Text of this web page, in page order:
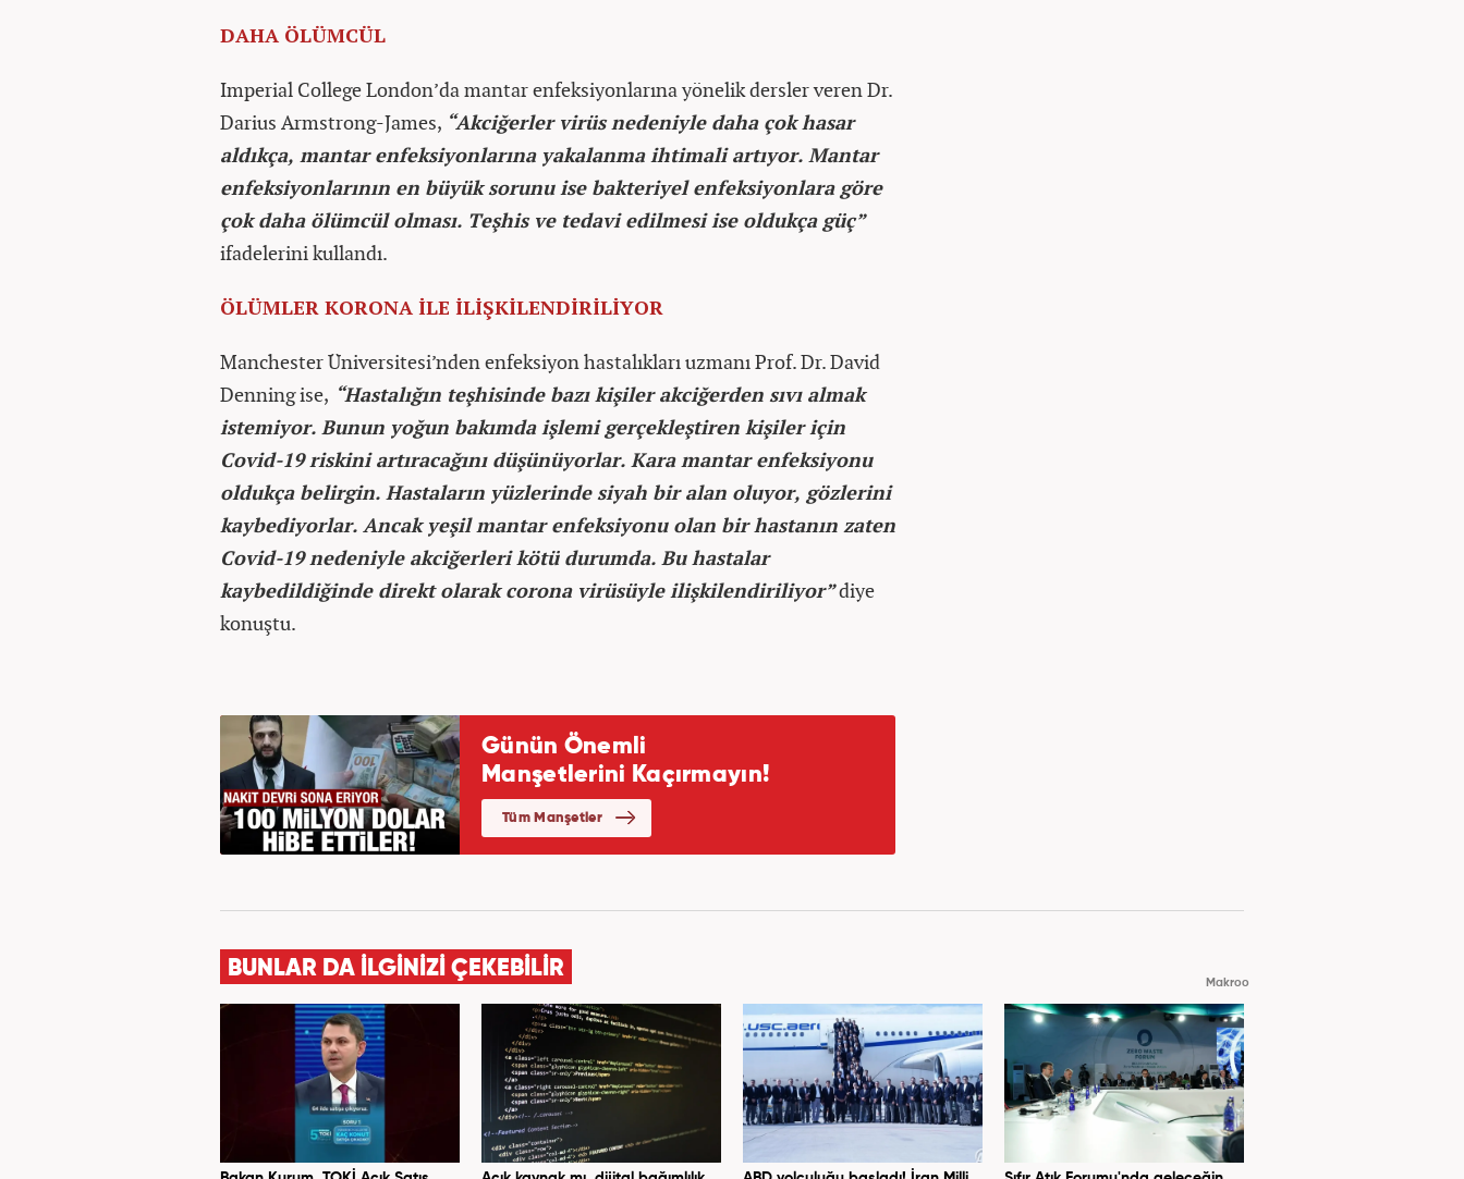
DAHA ÖLÜMCÜL
Imperial College London’da mantar enfeksiyonlarına yönelik dersler veren Dr.
Darius Armstrong-James, “Akciğerler virüs nedeniyle daha çok hasar
aldıkça, mantar enfeksiyonlarına yakalanma ihtimali artıyor. Mantar
enfeksiyonlarının en büyük sorunu ise bakteriyel enfeksiyonlara göre
çok daha ölümcül olması. Teşhis ve tedavi edilmesi ise oldukça güç”
ifadelerini kullandı.
ÖLÜMLER KORONA İLE İLİŞKİLENDİRİLİYOR
Manchester Üniversitesi’nden enfeksiyon hastalıkları uzmanı Prof. Dr. David
Denning ise, “Hastalığın teşhisinde bazı kişiler akciğerden sıvı almak
istemiyor. Bunun yoğun bakımda işlemi gerçekleştiren kişiler için
Covid-19 riskini artıracağını düşünüyorlar. Kara mantar enfeksiyonu
oldukça belirgin. Hastaların yüzlerinde siyah bir alan oluyor, gözlerini
kaybediyorlar. Ancak yeşil mantar enfeksiyonu olan bir hastanın zaten
Covid-19 nedeniyle akciğerleri kötü durumda. Bu hastalar
kaybedildiğinde direkt olarak corona virüsüyle ilişkilendiriliyor”diye
konuştu.
BUNLAR DA İLGİNİZİ ÇEKEBİLİR
Makroo